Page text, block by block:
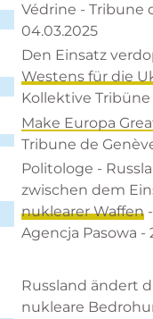
Védrine - Tribune
04.03.2025
Den Einsatz
Westens für die
Kollektive Tribüne
Make Europa
Tribune de
Politologe -
zwischen dem
nuklearer Waffen
Agencja Pasowa -
Russland ändert
nukleare